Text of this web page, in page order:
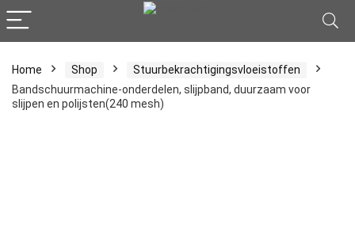
Home Shop
Stuurbekrachtigingsvloeistoffen
Bandschuurmachine-onderdelen, slijpband, duurzaam voor
slijpen en polijsten(240 mesh)